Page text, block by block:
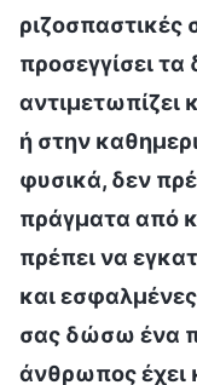
ριζοσπαστικές
προσεγγίσει
αντιμετωπίζει
ή στην
φυσικά, δεν
πράγματα από
πρέπει να
και
σας δώσω ένα
άνθρωπος έχει